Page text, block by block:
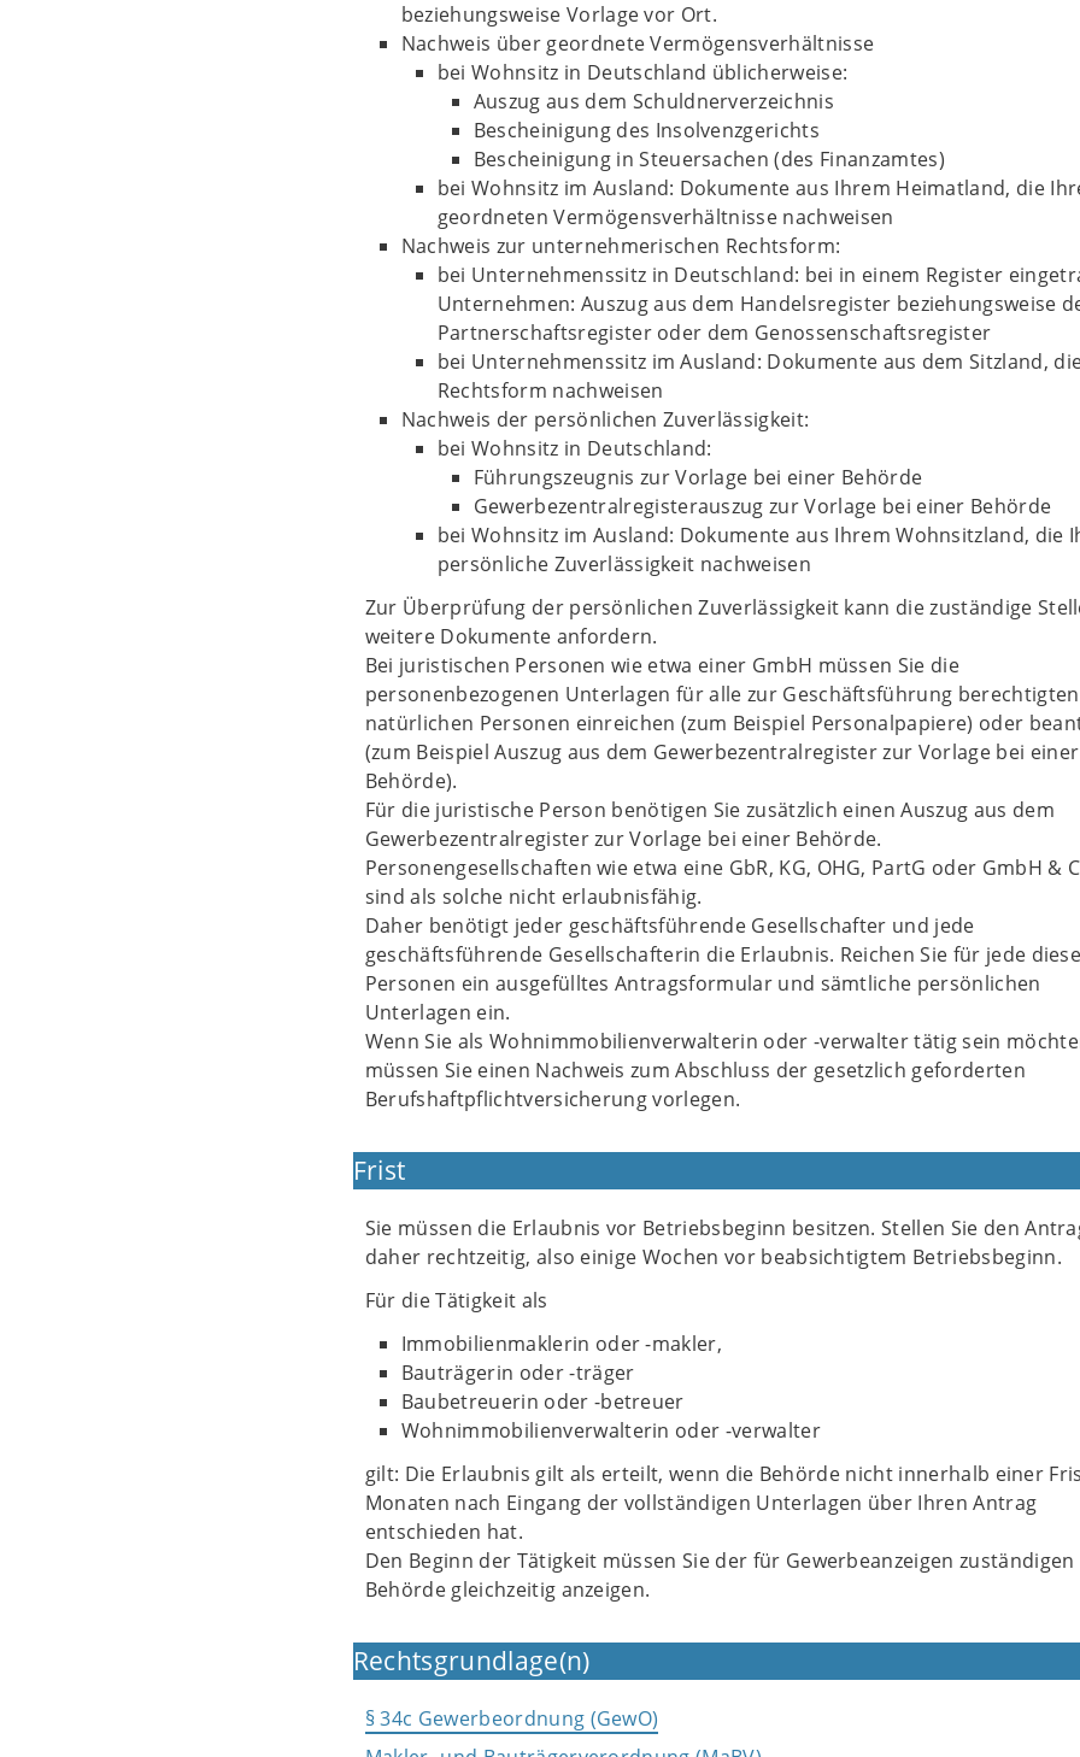
beziehungsweise Vorlage vor Ort.
Nachweis über geordnete Vermögensverhältnisse
bei Wohnsitz in Deutschland üblicherweise:
Auszug aus dem Schuldnerverzeichnis
Bescheinigung des Insolvenzgerichts
Bescheinigung in Steuersachen (des Finanzamtes)
bei Wohnsitz im Ausland: Dokumente aus Ihrem Heimatland, die
geordneten Vermögensverhältnisse nachweisen
Nachweis zur unternehmerischen Rechtsform:
bei Unternehmenssitz in Deutschland: bei in einem Register
Unternehmen: Auszug aus dem Handelsregister beziehungsweise
Partnerschaftsregister oder dem Genossenschaftsregister
bei Unternehmenssitz im Ausland: Dokumente aus dem Sitzland,
Rechtsform nachweisen
Nachweis der persönlichen Zuverlässigkeit:
bei Wohnsitz in Deutschland:
Führungszeugnis zur Vorlage bei einer Behörde
Gewerbezentralregisterauszug zur Vorlage bei einer Behörde
bei Wohnsitz im Ausland: Dokumente aus Ihrem Wohnsitzland, die
persönliche Zuverlässigkeit nachweisen
Zur Überprüfung der persönlichen Zuverlässigkeit kann die zuständige
weitere Dokumente anfordern.
Bei juristischen Personen wie etwa einer GmbH müssen Sie die
personenbezogenen Unterlagen für alle zur Geschäftsführung berechtigten
natürlichen Personen einreichen (zum Beispiel Personalpapiere) oder
(zum Beispiel Auszug aus dem Gewerbezentralregister zur Vorlage bei einer
Behörde).
Für die juristische Person benötigen Sie zusätzlich einen Auszug aus dem
Gewerbezentralregister zur Vorlage bei einer Behörde.
Personengesellschaften wie etwa eine GbR, KG, OHG, PartG oder GmbH &
sind als solche nicht erlaubnisfähig.
Daher benötigt jeder geschäftsführende Gesellschafter und jede
geschäftsführende Gesellschafterin die Erlaubnis. Reichen Sie für jede
Personen ein ausgefülltes Antragsformular und sämtliche persönlichen
Unterlagen ein.
Wenn Sie als Wohnimmobilienverwalterin oder -verwalter tätig sein
müssen Sie einen Nachweis zum Abschluss der gesetzlich geforderten
Berufshaftpflichtversicherung vorlegen.
Frist
Sie müssen die Erlaubnis vor Betriebsbeginn besitzen. Stellen Sie den
daher rechtzeitig, also einige Wochen vor beabsichtigtem Betriebsbeginn.
Für die Tätigkeit als
Immobilienmaklerin oder -makler,
Bauträgerin oder -träger
Baubetreuerin oder -betreuer
Wohnimmobilienverwalterin oder -verwalter
gilt: Die Erlaubnis gilt als erteilt, wenn die Behörde nicht innerhalb einer
Monaten nach Eingang der vollständigen Unterlagen über Ihren Antrag
entschieden hat.
Den Beginn der Tätigkeit müssen Sie der für Gewerbeanzeigen zuständigen
Behörde gleichzeitig anzeigen.
Rechtsgrundlage(n)
§ 34c Gewerbeordnung (GewO)